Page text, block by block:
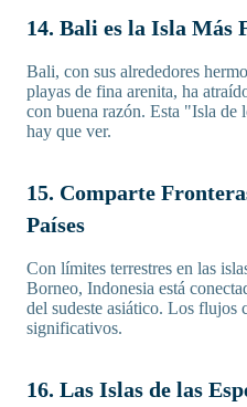
14. Bali es la Isla Más
Bali, con sus alrededores
playas de fina arenita, ha
con buena razón. Esta "Isla de
hay que ver.
15. Comparte
Países
Con límites terrestres en las
Borneo, Indonesia está
del sudeste asiático. Los flujos
significativos.
16. Las Islas de las